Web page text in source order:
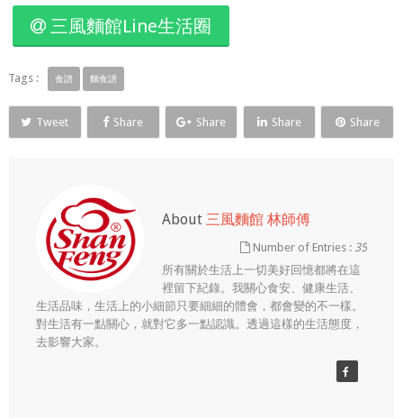
三風麵館Line生活圈
Tags : 食譜 麵食譜
Tweet Share Share Share Share
About 三風麵館 林師傅
Number of Entries :35
所有關於生活上一切美好回憶都將在這
裡留下紀錄。我關心食安、健康生活、
生活品味，生活上的小細節只要細細的體會，都會變的不一樣。
對生活有一點關心，就對它多一點認識。透過這樣的生活態度，
去影響大家。